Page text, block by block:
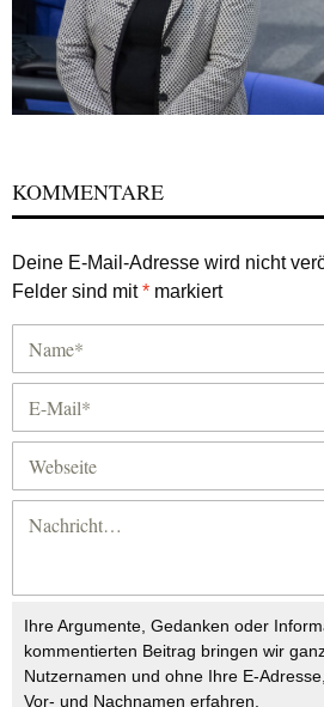
KOMMENTARE
Deine E-Mail-Adresse wird nicht
Felder sind mit* markiert
Ihre Argumente, Gedanken oder
kommentierten Beitrag bringen wir
Nutzernamen und ohne Ihre E-
Vor- und Nachnamen erfahren.